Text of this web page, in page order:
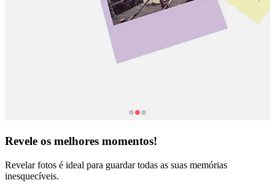
Revele os melhores momentos!
Revelar fotos é ideal para guardar todas as suas memórias
inesquecíveis.